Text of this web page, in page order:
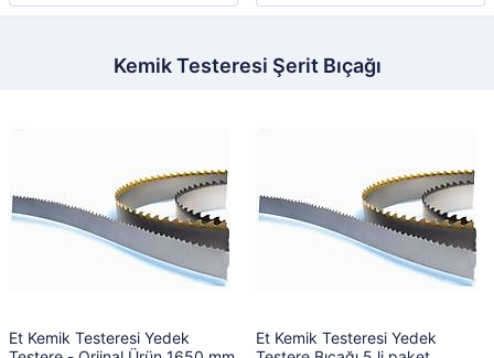
Kemik Testeresi Şerit Bıçağı
Et Kemik Testeresi Yedek
Et Kemik Testeresi Yedek